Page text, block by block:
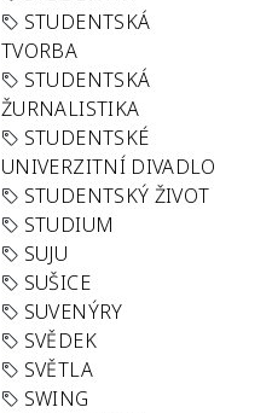
STUDENTSKÁ
TVORBA
STUDENTSKÁ
ŽURNALISTIKA
STUDENTSKÉ
UNIVERZITNÍ DIVADLO
STUDENTSKÝ ŽIVOT
STUDIUM
SUJU
SUŠICE
SUVENÝRY
SVĚDEK
SVĚTLA
SWING